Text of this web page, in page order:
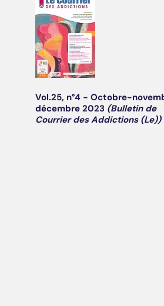
Vol.25, n°4 - Octobre-
décembre 2023 (Bulletin de
Courrier des Addictions (Le))